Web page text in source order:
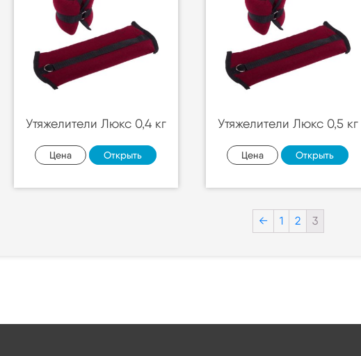
Утяжелители Люкс 0,4 кг
Цена Открыть
Утяжелители Люкс 0,5 кг
Цена Открыть
← 1 2 3